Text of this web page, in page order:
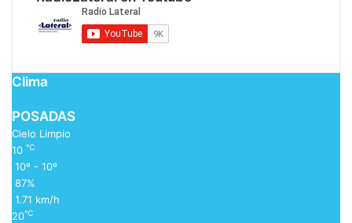
Clima
POSADAS
Cielo Limpio
10 ℃
10º - 10º
87%
1.71 km/h
20℃